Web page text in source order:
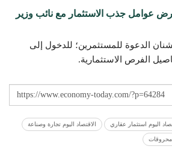
عوامل جذب الاستثمار مع نائب وزير
الدعوة للمستثمرين؛ للدخول إلى
الفرص الاستثمارية.
اليوم استثمار عقاري الاقتصاد اليوم تجارة وصناعة